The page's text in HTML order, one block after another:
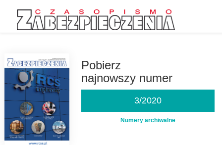
Pobierz
najnowszy numer
3/2020
Numery archiwalne